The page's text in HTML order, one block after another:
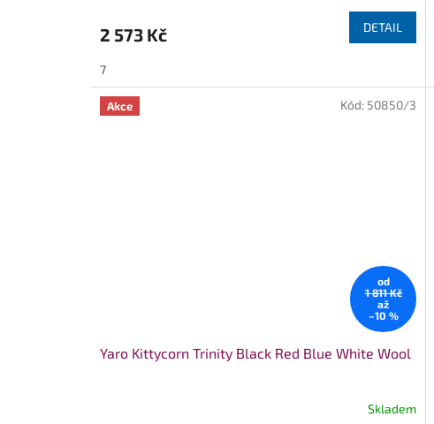
2 573 Kč DETAIL
7
Akce
od
1 811 Kč
až
–10 %
Yaro Kittycorn Trinity Black Red Blue White Wool
Skladem
Kód: 50850/3